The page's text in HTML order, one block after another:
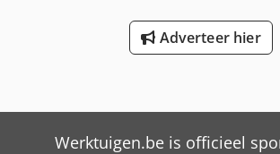
Adverteer hier
Werktuigen.be is officieel